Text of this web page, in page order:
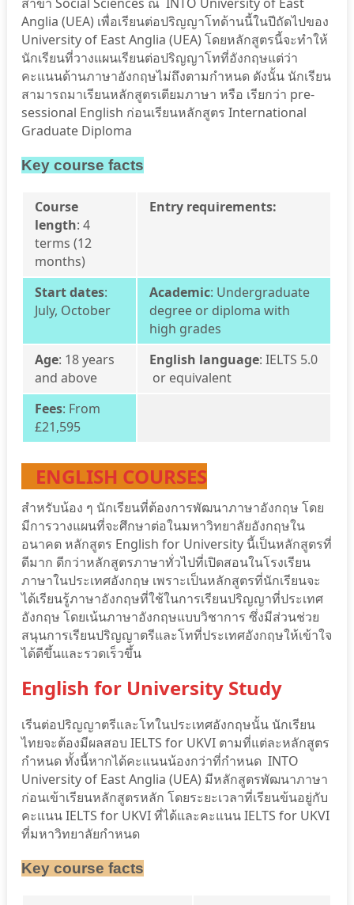
Anglia (UEA) เพื่อเรียนต่อปริญญาโทด้านนี้ในปีถัดไปของ
University of East Anglia (UEA) โดยหลักสูตรนี้จะทำให้
นักเรียนที่วางแผนเรียนต่อปริญญาโทที่อังกฤษแต่ว่า
คะแนนด้านภาษาอังกฤษไม่ถึงตามกำหนด ดังนั้น นักเรียน
สามารถมาเรียนหลักสูตรเตียมภาษา หรือ เรียกว่า pre-
sessional English ก่อนเรียนหลักสูตร International
Graduate Diploma
Key course facts
Course
length: 4
terms (12
months)
Entry requirements:
Start dates:
July, October
Academic: Undergraduate
degree or diploma with
high grades
Age: 18 years
and above
English language: IELTS 5.0
or equivalent
Fees: From
£21,595
ENGLISH COURSES
สำหรับน้อง ๆ นักเรียนที่ต้องการพัฒนาภาษาอังกฤษ โดย
มีการวางแผนที่จะศึกษาต่อในมหาวิทยาลัยอังกฤษใน
อนาคต หลักสูตร English for University นี้เป็นหลักสูตรที่
ดีมาก ดีกว่าหลักสูตรภาษาทั่วไปที่เปิดสอนในโรงเรียน
ภาษาในประเทศอังกฤษ เพราะเป็นหลักสูตรที่นักเรียนจะ
ได้เรียนรู้ภาษาอังกฤษที่ใช้ในการเรียนปริญญาที่ประเทศ
อังกฤษ โดยเน้นภาษาอังกฤษแบบวิชาการ ซึ่งมีส่วนช่วย
สนุนการเรียนปริญญาตรีและโทที่ประเทศอังกฤษให้เข้าใจ
ได้ดีขึ้นและรวดเร็วขึ้น
English for University Study
เรีนต่อปริญญาตรีและโทในประเทศอังกฤษนั้น นักเรียน
ไทยจะต้องมีผลสอบ IELTS for UKVI ตามที่แต่ละหลักสูตร
กำหนด ทั้งนี้หากได้คะแนนน้องกว่าที่กำหนด INTO
University of East Anglia (UEA) มีหลักสูตรพัฒนาภาษา
ก่อนเข้าเรียนหลักสูตรหลัก โดยระยะเวลาที่เรียนข้นอยู่กับ
คะแนน IELTS for UKVI ที่ได้และคะแนน IELTS for UKVI
ที่มหาวิทยาลัยกำหนด
Key course facts